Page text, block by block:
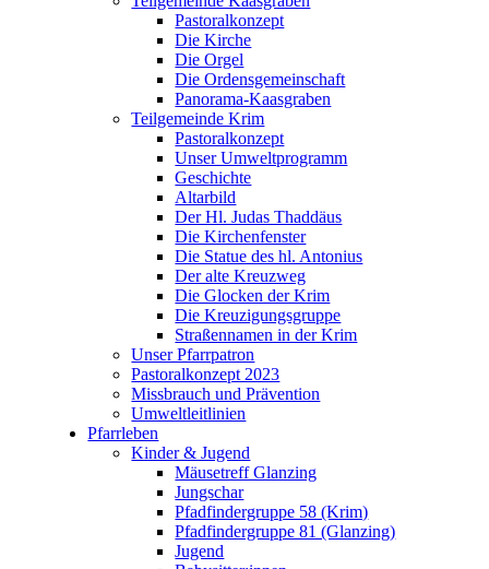
Pastoralkonzept
Die Kirche
Die Orgel
Die Ordensgemeinschaft
Panorama-Kaasgraben
Teilgemeinde Krim
Pastoralkonzept
Unser Umweltprogramm
Geschichte
Altarbild
Der Hl. Judas Thaddäus
Die Kirchenfenster
Die Statue des hl. Antonius
Der alte Kreuzweg
Die Glocken der Krim
Die Kreuzigungsgruppe
Straßennamen in der Krim
Unser Pfarrpatron
Pastoralkonzept 2023
Missbrauch und Prävention
Umweltleitlinien
Pfarrleben
Kinder & Jugend
Mäusetreff Glanzing
Jungschar
Pfadfindergruppe 58 (Krim)
Pfadfindergruppe 81 (Glanzing)
Jugend